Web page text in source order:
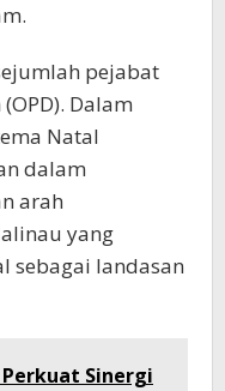
pejabat
Dalam
Natal
dalam
arah
yang
sebagai landasan
Sinergi